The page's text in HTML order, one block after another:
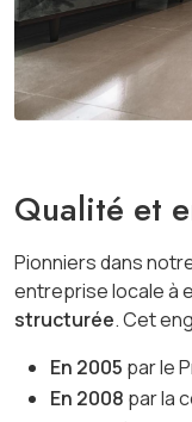
Qualité et
Pionniers dans
entreprise locale à
structurée. Cet
En 2005 par le
En 2008 par la